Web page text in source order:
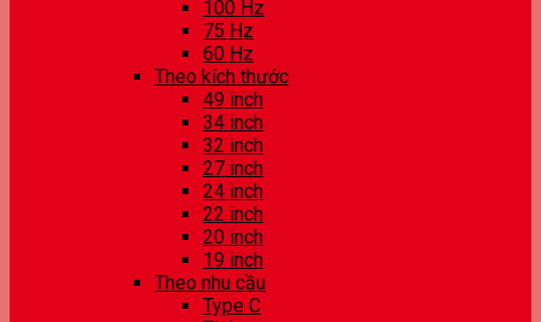
100 Hz
75 Hz
60 Hz
Theo kích thước
49 inch
34 inch
32 inch
27 inch
24 inch
22 inch
20 inch
19 inch
Theo nhu cầu
Type C